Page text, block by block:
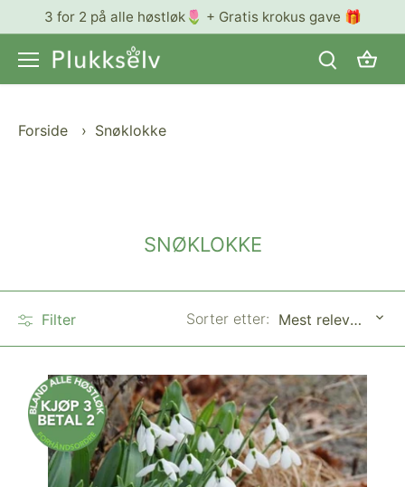
til
innhold
3 for 2 på alle høstløk🌷 + Gratis krokus gave 🎁
Forside › Snøklokke
SNØKLOKKE
Filter Sorter etter: Mest relevant